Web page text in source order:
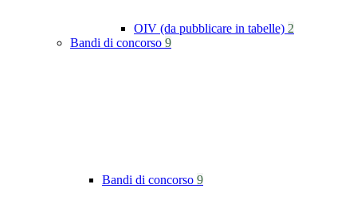
OIV (da pubblicare in tabelle) 2
Bandi di concorso 9
Bandi di concorso 9